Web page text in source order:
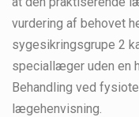
vurdering af behovet
sygesikringsgrupe 2
speciallæger uden en
Behandling ved
lægehenvisning.